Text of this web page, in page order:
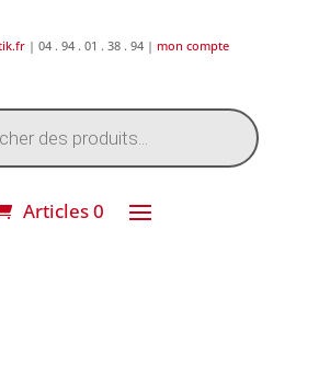
| 04 . 94 . 01 . 38 . 94 | mon compte
Articles 0